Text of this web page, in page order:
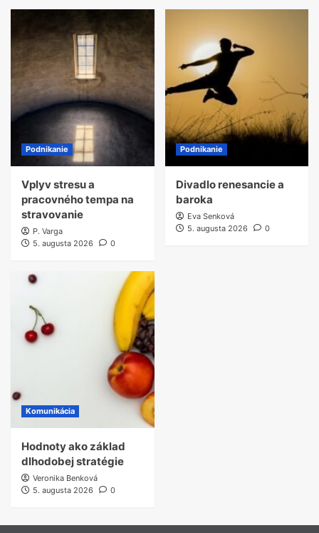
Podnikanie
Vplyv stresu a
pracovného tempa na
stravovanie
P. Varga
5. augusta 2026
0
Podnikanie
Divadlo renesancie a
baroka
Eva Senková
5. augusta 2026
0
Komunikácia
Hodnoty ako základ
dlhodobej stratégie
Veronika Benková
5. augusta 2026
0